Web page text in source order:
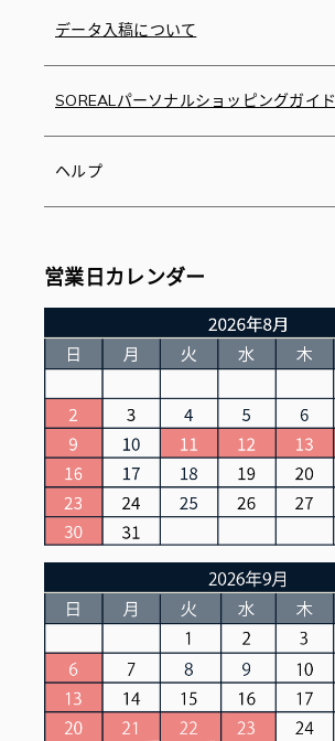
データ入稿について
SOREALパーソナルショッピングガイド
ヘルプ
営業日カレンダー